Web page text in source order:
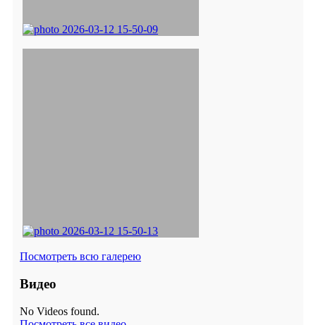
Посмотреть всю галерею
Видео
No Videos found.